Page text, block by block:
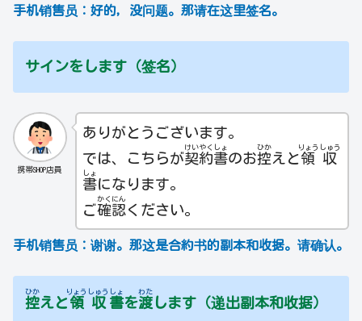
手机销售员： 好的，没问题。那请在这里签名。
サインをします（签名）
携帯SHOP店員
ありがとうございます。
では、こちらが契
けい
約
やく
書
しょ
のお控
ひか
えと領
りょう
収
しゅう
書
しょ
になります。
ご確
かく
認
にん
ください。
手机销售员： 谢谢。那这是合約书的副本和收据。请确认。
控
ひか
えと 領
りょう
収
しゅう
書
しょ
を渡
わた
します（递出副本和收据）